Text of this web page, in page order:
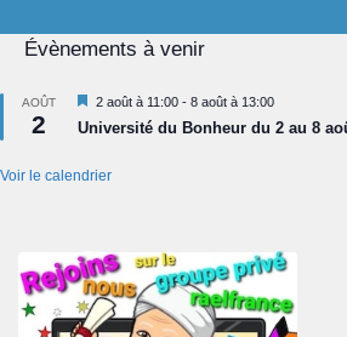
Évènements à venir
AOÛT
2
Mis
en
avant
2 août à 11:00 - 8 août à 13:00
Université du Bonheur du 2 au 8
Voir le calendrier